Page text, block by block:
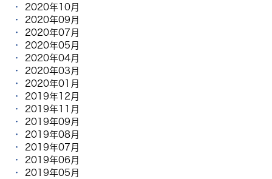
2020年10月
2020年09月
2020年07月
2020年05月
2020年04月
2020年03月
2020年01月
2019年12月
2019年11月
2019年09月
2019年08月
2019年07月
2019年06月
2019年05月